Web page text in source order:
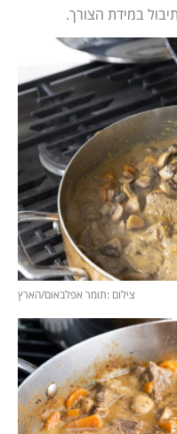
במידת הצורך.
צילום :תומר אפלבאום/הארץ